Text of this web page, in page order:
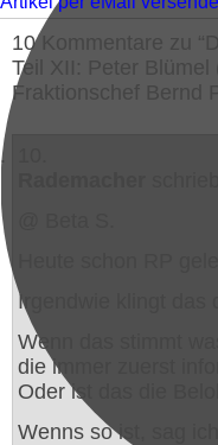
10 Kommentare zu
Teil XII: Peter
Fraktionschef Bernd
Irgendwie klingt das
Wenn das stimmt
die immer zuerst
Oder ist das die
Wenns so ist, sag